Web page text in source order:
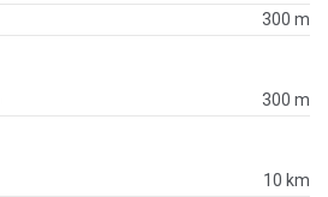
300 m
300 m
10 km